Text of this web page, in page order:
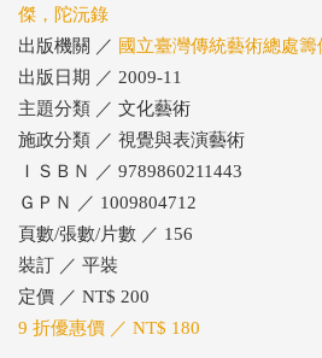
傑，陀沅錄
出版機關 ／ 國立臺灣傳統藝術總處籌
出版日期 ／ 2009-11
主題分類 ／ 文化藝術
施政分類 ／ 視覺與表演藝術
ＩＳＢＮ ／ 9789860211443
ＧＰＮ ／ 1009804712
頁數/張數/片數 ／ 156
裝訂 ／ 平裝
定價 ／ NT$ 200
9 折優惠價 ／ NT$ 180